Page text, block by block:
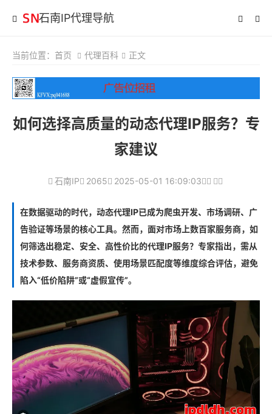
石南IP代理导航
当前位置： 首页 代理百科 正文
如何选择高质量的动态代理IP服务？专
家建议
石南IP 2065 2025-05-01 16:09:03
在数据驱动的时代，动态代理IP已成为爬虫开发、市场调研、广
告验证等场景的核心工具。然而，面对市场上数百家服务商，如
何筛选出稳定、安全、高性价比的代理IP服务？专家指出，需从
技术参数、服务商资质、使用场景匹配度等维度综合评估，避免
陷入“低价陷阱”或“虚假宣传”。